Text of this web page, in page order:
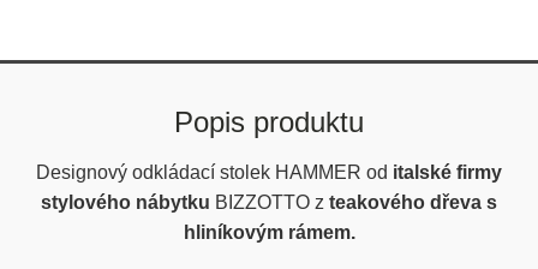
Popis produktu
Designový odkládací stolek HAMMER od italské firmy
stylového nábytku BIZZOTTO z teakového dřeva s
hliníkovým rámem.